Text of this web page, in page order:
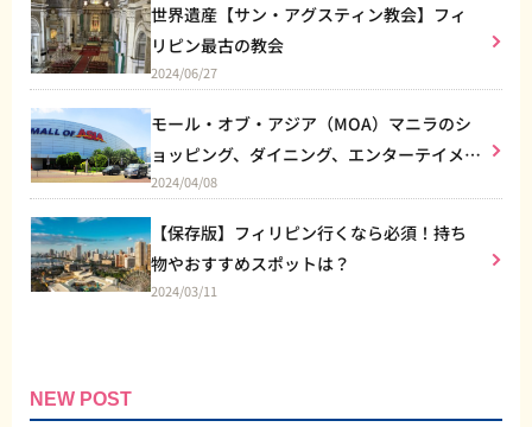
世界遺産【サン・アグスティン教会】フィ
リピン最古の教会
2024/06/27
モール・オブ・アジア（MOA）マニラのシ
ョッピング、ダイニング、エンターテイメン
トなど総合施設
2024/04/08
【保存版】フィリピン行くなら必須！持ち
物やおすすめスポットは？
2024/03/11
NEW POST